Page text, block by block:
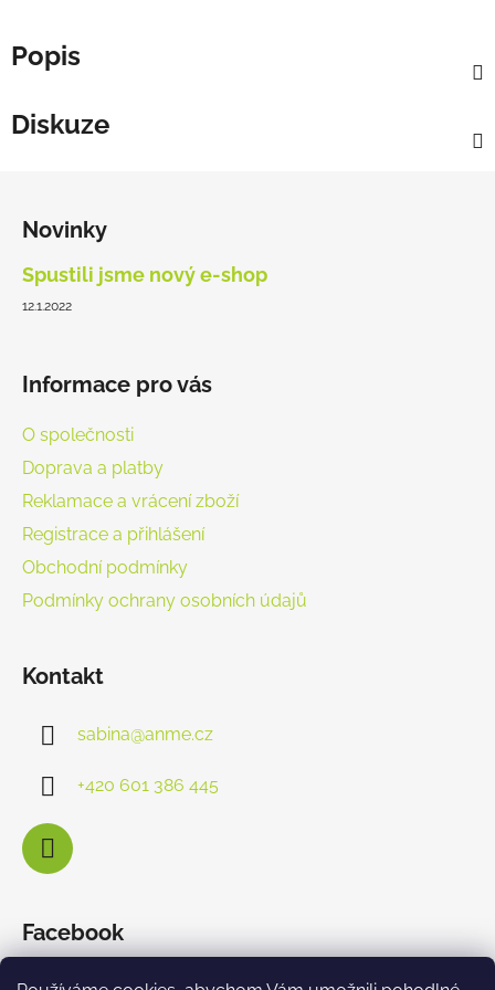
Popis
Diskuze
Novinky
Spustili jsme nový e-shop
12.1.2022
Informace pro vás
O společnosti
Doprava a platby
Reklamace a vrácení zboží
Registrace a přihlášení
Obchodní podmínky
Podmínky ochrany osobních údajů
Kontakt
sabina@anme.cz
+420 601 386 445
Facebook